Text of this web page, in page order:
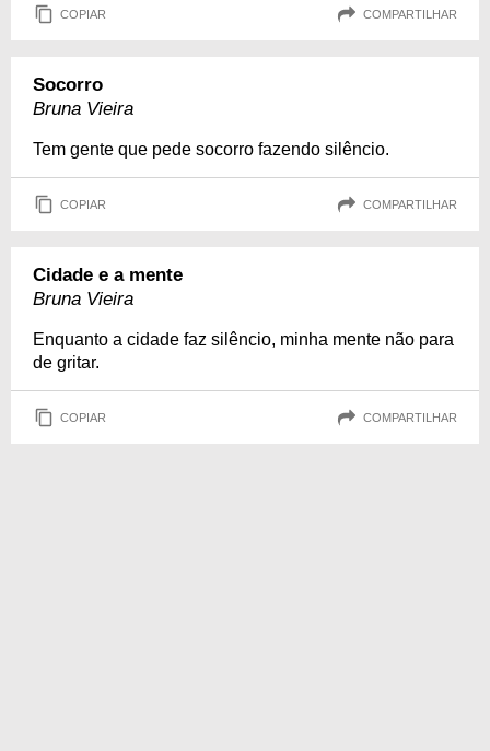
COPIAR COMPARTILHAR
Socorro
Bruna Vieira
Tem gente que pede socorro fazendo silêncio.
COPIAR COMPARTILHAR
Cidade e a mente
Bruna Vieira
Enquanto a cidade faz silêncio, minha mente não para
de gritar.
COPIAR COMPARTILHAR